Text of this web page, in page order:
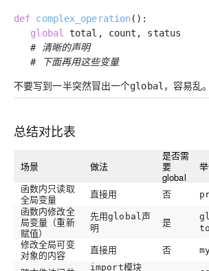
def complex_operation() :
global
total, count, status
# 清晰的声明
# 下面再用这些变量
不要写到一半突然冒出一个global ，容易乱。
总结对比表
场景 做法
是否需
要
global
函数内只读取
全局变量
直接用 否
函数内修改全
局变量（重新
赋值）
先用global 声
明
是
修改全局可变
对象的内容
直接用 否
import模块